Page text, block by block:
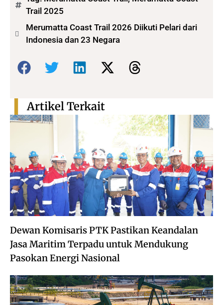
Trail 2025
Merumatta Coast Trail 2026 Diikuti Pelari dari
Indonesia dan 23 Negara
Bagikan:
Dewan Komisaris PTK Pastikan Keandalan
Jasa Maritim Terpadu untuk Mendukung
Pasokan Energi Nasional
Artikel Terkait